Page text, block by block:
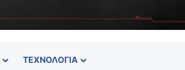
ΤΕΧΝΟΛΟΓΊΑ